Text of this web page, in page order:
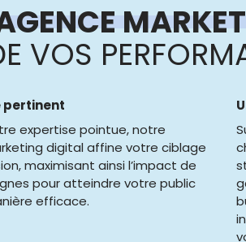
VOS
pertinent
expertise pointue, notre
digital affine votre ciblage
maximisant ainsi l’impact de
pour atteindre votre public
efficace.